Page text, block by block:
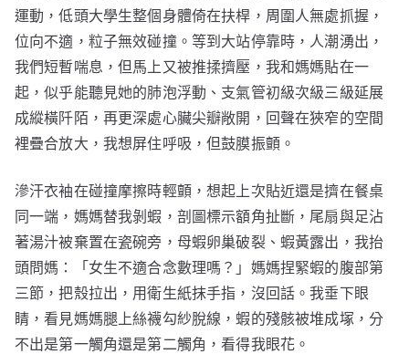
運動，低頭大學生整個身體倚在扶桿，周圍人無處抓握，
位向不適，粒子無效碰撞。等到大站停靠時，人潮湧出，
我們短暫喘息，但馬上又被推揉擠壓，我和媽媽貼在一
起，似乎能聽見她的肺泡浮動、支氣管初級次級三級延展
成縱橫阡陌，再更深處心臟尖瓣敞開，回聲在狹窄的空間
裡疊合放大，我想屏住呼吸，但鼓膜振顫。
滲汗衣袖在碰撞摩擦時輕顫，想起上次貼近還是擠在餐桌
同一端，媽媽替我剝蝦，剖圖標示額角扯斷，尾扇與足沾
著湯汁被棄置在瓷碗旁，母蝦卵巢破裂、蝦黃露出，我抬
頭問媽：「女生不適合念數理嗎？」媽媽捏緊蝦的腹部第
三節，把殼拉出，用衛生紙抹手指，沒回話。我垂下眼
睛，看見媽媽腿上絲襪勾紗脫線，蝦的殘骸被堆成塚，分
不出是第一觸角還是第二觸角，看得我眼花。